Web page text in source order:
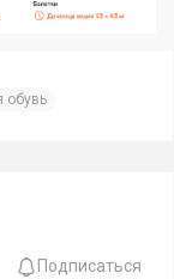
обувь
Подписаться